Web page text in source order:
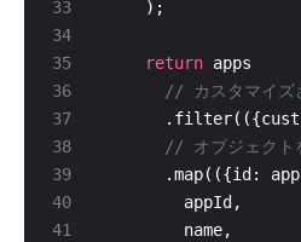
33
34
35
36
37
38
39
40
41
return